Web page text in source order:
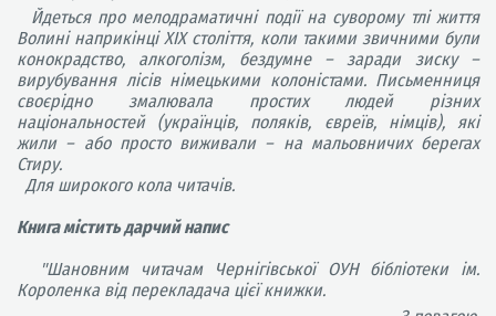
Йдеться про мелодраматичні події на суворому тлі життя
Волині наприкінці XIX століття, коли такими звичними були
конокрадство, алкоголізм, бездумне – заради зиску –
вирубування лісів німецькими колоністами. Письменниця
своєрідно змалювала простих людей різних
національностей (українців, поляків, євреїв, німців), які
жили – або просто виживали – на мальовничих берегах
Стиру.
Для широкого кола читачів.
Книга містить дарчий напис
"Шановним читачам Чернігівської ОУН бібліотеки ім.
Короленка від перекладача цієї книжки.